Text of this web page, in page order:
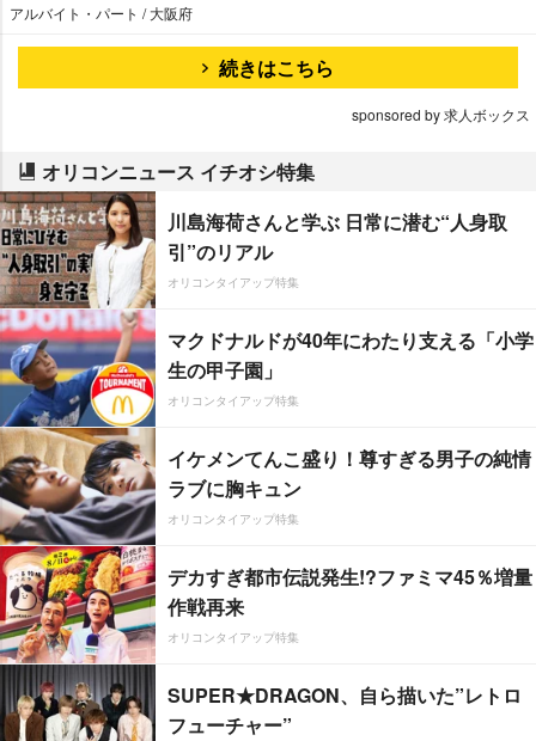
アルバイト・パート / 大阪府
続きはこちら
sponsored by 求人ボックス
オリコンニュース イチオシ特集
川島海荷さんと学ぶ 日常に潜む“人身取
引”のリアル
オリコンタイアップ特集
マクドナルドが40年にわたり支える「小学
生の甲子園」
オリコンタイアップ特集
イケメンてんこ盛り！尊すぎる男子の純情
ラブに胸キュン
オリコンタイアップ特集
デカすぎ都市伝説発生!?ファミマ45％増量
作戦再来
オリコンタイアップ特集
SUPER★DRAGON、自ら描いた”レトロ
フューチャー”